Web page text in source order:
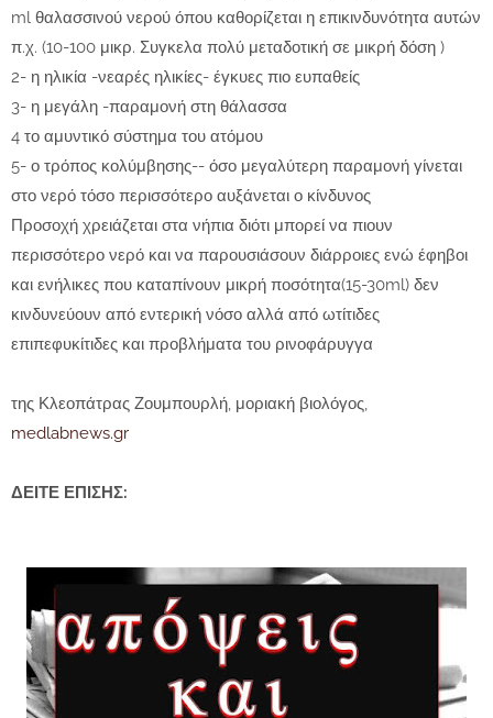
ml θαλασσινού νερού όπου καθορίζεται η επικινδυνότητα αυτών
π.χ. (10-100 μικρ. Συγκελα πολύ μεταδοτική σε μικρή δόση )
2- η ηλικία -νεαρές ηλικίες- έγκυες πιο ευπαθείς
3- η μεγάλη -παραμονή στη θάλασσα
4 το αμυντικό σύστημα του ατόμου
5- ο τρόπος κολύμβησης-- όσο μεγαλύτερη παραμονή γίνεται
στο νερό τόσο περισσότερο αυξάνεται ο κίνδυνος
Προσοχή χρειάζεται στα νήπια διότι μπορεί να πιουν
περισσότερο νερό και να παρουσιάσουν διάρροιες ενώ έφηβοι
και ενήλικες που καταπίνουν μικρή ποσότητα(15-30ml) δεν
κινδυνεύουν από εντερική νόσο αλλά από ωτίτιδες
επιπεφυκίτιδες και προβλήματα του ρινοφάρυγγα
της Κλεοπάτρας Ζουμπουρλή, μοριακή βιολόγος,
medlabnews.gr
ΔΕΙΤΕ ΕΠΙΣΗΣ: